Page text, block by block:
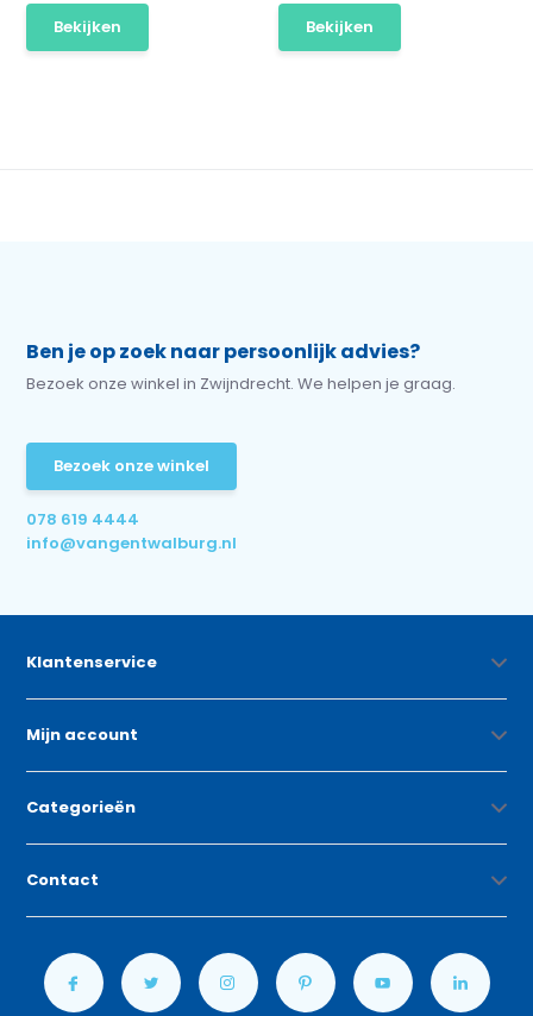
Bekijken Bekijken
Ben je op zoek naar persoonlijk advies?
Bezoek onze winkel in Zwijndrecht. We helpen je graag.
Bezoek onze winkel
078 619 4444
info@vangentwalburg.nl
Klantenservice
Mijn account
Categorieën
Contact